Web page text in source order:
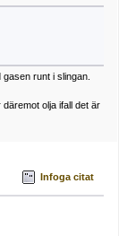
runt i slingan.
olja ifall det är
Infoga citat